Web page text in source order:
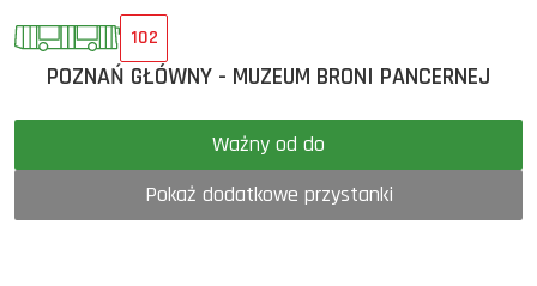
102
POZNAŃ GŁÓWNY - MUZEUM BRONI PANCERNEJ
Ważny od do
Pokaż dodatkowe przystanki